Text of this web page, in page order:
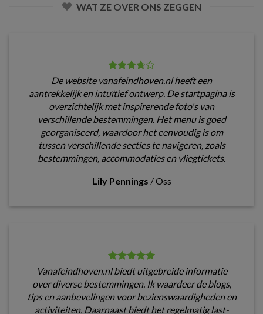
WAT ZE OVER ONS ZEGGEN
De website vanafeindhoven.nl heeft een
aantrekkelijk en intuïtief ontwerp. De startpagina is
overzichtelijk met inspirerende foto's van
verschillende bestemmingen. Het menu is goed
georganiseerd, waardoor het eenvoudig is om
tussen verschillende secties te navigeren, zoals
bestemmingen, accommodaties en vliegtickets.
Lily Pennings /Oss
Vanafeindhoven.nl biedt uitgebreide informatie
over diverse bestemmingen. Ik waardeer de blogs,
tips en aanbevelingen voor bezienswaardigheden en
activiteiten. Daarnaast biedt het regelmatig last-